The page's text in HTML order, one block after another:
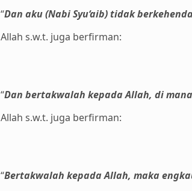
“Dan aku (Nabi Syu‘aib) tidak
Allah s.w.t. juga berfirman:
“Dan bertakwalah kepada Allah, di
Allah s.w.t. juga berfirman:
“Bertakwalah kepada Allah, maka